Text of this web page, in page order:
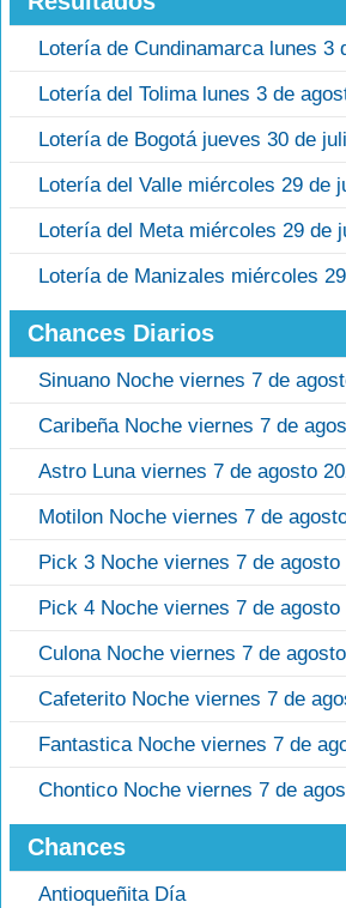
Lotería de Cundinamarca lunes 3
Lotería del Tolima lunes 3 de
Lotería de Bogotá jueves 30 de
Lotería del Valle miércoles 29 de
Lotería del Meta miércoles 29 de
Lotería de Manizales miércoles
Chances Diarios
Sinuano Noche viernes 7 de
Caribeña Noche viernes 7 de
Astro Luna viernes 7 de agosto
Motilon Noche viernes 7 de
Pick 3 Noche viernes 7 de agosto
Pick 4 Noche viernes 7 de agosto
Culona Noche viernes 7 de
Cafeterito Noche viernes 7 de
Fantastica Noche viernes 7 de
Chontico Noche viernes 7 de
Chances
Antioqueñita Día